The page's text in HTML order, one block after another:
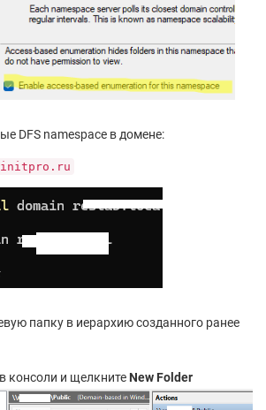
DFS namespace в домене:
папку в иерархию созданного ранее
консоли и щелкните New Folder